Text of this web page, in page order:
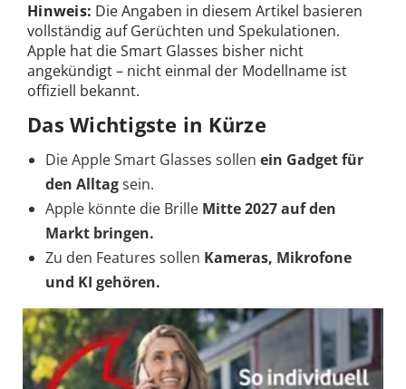
Hinweis: Die Angaben in diesem Artikel basieren
vollständig auf Gerüchten und Spekulationen.
Apple hat die Smart Glasses bisher nicht
angekündigt – nicht einmal der Modellname ist
offiziell bekannt.
Das Wichtigste in Kürze
Die Apple Smart Glasses sollen ein Gadget für
den Alltagsein.
Apple könnte die Brille Mitte 2027 auf den
Markt bringen.
Zu den Features sollen Kameras, Mikrofone
und KI gehören.